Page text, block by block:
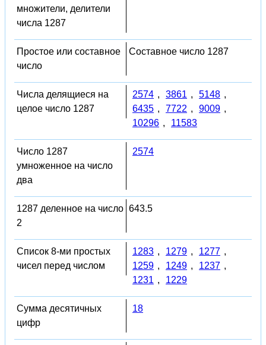
множители, делители
числа 1287
Простое или составное
число
Составное число 1287
Числа делящиеся на
целое число 1287
2574 , 3861 , 5148 ,
6435 , 7722 , 9009 ,
10296 , 11583
Число 1287
умноженное на число
два
2574
1287 деленное на число
2
643.5
Список 8-ми простых
чисел перед числом
1283 , 1279 , 1277 ,
1259 , 1249 , 1237 ,
1231 , 1229
Сумма десятичных
цифр
18